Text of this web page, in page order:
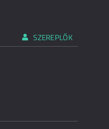
SZEREPLŐK